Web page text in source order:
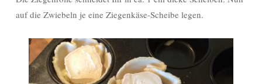
auf die Zwiebeln je eine Ziegenkäse-Scheibe legen.